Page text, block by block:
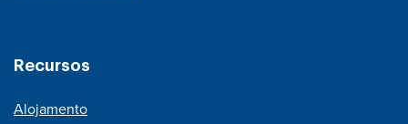
Recursos
Alojamento